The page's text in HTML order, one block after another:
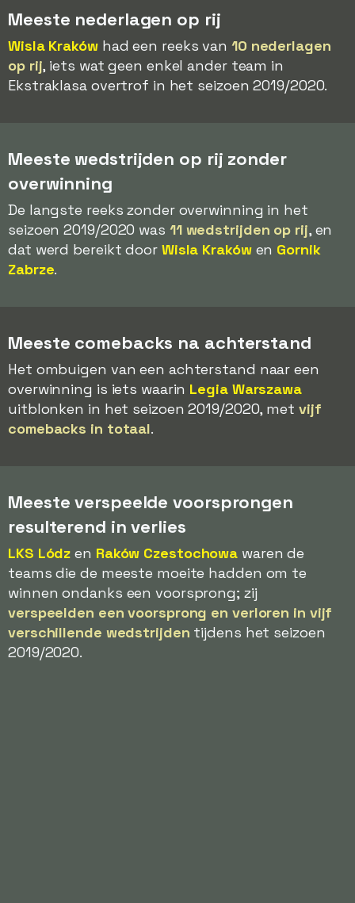
Meeste nederlagen op rij
Wisla Krakówhad een reeks van 10 nederlagen
op rij, iets wat geen enkel ander team in
Ekstraklasa overtrof in het seizoen 2019/2020.
Meeste wedstrijden op rij zonder
overwinning
De langste reeks zonder overwinning in het
seizoen 2019/2020 was 11 wedstrijden op rij, en
dat werd bereikt door Wisla Krakówen Gornik
Zabrze.
Meeste comebacks na achterstand
Het ombuigen van een achterstand naar een
overwinning is iets waarin Legia Warszawa
uitblonken in het seizoen 2019/2020, met vijf
comebacks in totaal.
Meeste verspeelde voorsprongen
resulterend in verlies
LKS Lódz en Raków Czestochowa waren de
teams die de meeste moeite hadden om te
winnen ondanks een voorsprong; zij
verspeelden een voorsprong en verloren in vijf
verschillende wedstrijden tijdens het seizoen
2019/2020.